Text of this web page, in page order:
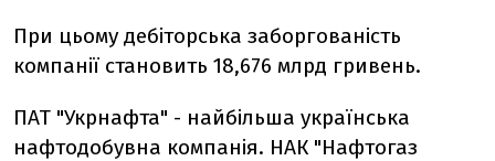
При цьому дебіторська заборгованість
компанії становить 18,676 млрд гривень.
ПАТ "Укрнафта" - найбільша українська
нафтодобувна компанія. НАК "Нафтогаз